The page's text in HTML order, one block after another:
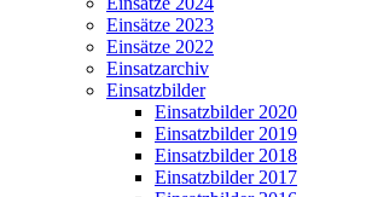
Einsätze 2023
Einsätze 2022
Einsatzarchiv
Einsatzbilder
Einsatzbilder 2020
Einsatzbilder 2019
Einsatzbilder 2018
Einsatzbilder 2017